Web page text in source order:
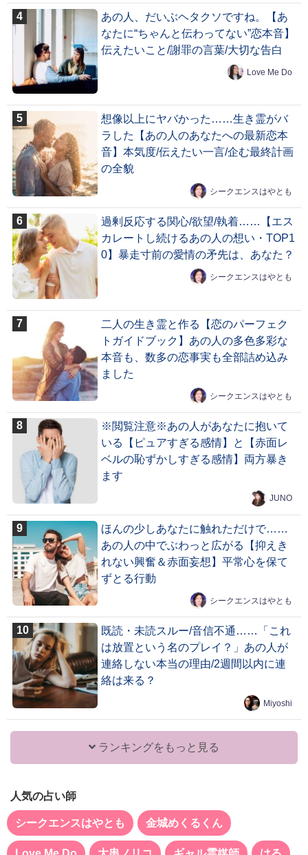
あの人、だいぶヘタクソですね。【あ
なたに“ちゃんと伝わってない”恋本音】
伝えたいこと/謝罪の言葉/大切な告白
Love Me Do
想像以上にヤバかった……生き霊がバ
ラした【あの人のあなたへの最新恋本
音】本気度/伝えたい一言/企む最終計画
の全貌
シークエンスはやとも
過剰反応する関心/欲望/執着……【エス
カレートし続けるあの人の想い・TOP1
0】暴走寸前の愛情の矛先は、あなた？
シークエンスはやとも
二人の生き霊と作る【恋のパーフェク
トガイドブック】あの人の多色多彩な
本音も、数多の恋事実も全部詰め込み
ました
シークエンスはやとも
※閲覧注意※あの人があなたに抱いて
いる【ピュアすぎる感情】と【赤面レ
ベルの恥ずかしすぎる感情】両方暴き
ます
JUNO
ほんの少しあなたに触れただけで……
あの人の中でぶわっと広がる【抑えき
れない興奮＆赤面妄想】平常心を保て
ずとる行動
シークエンスはやとも
既読・未読スルー/音信不通……「これ
は放置という名のプレイ？」あの人が
連絡しない本当の理由/2週間以内に連
絡は来る？
Miyoshi
ランキングをもっと見る
人気の占い師
シークエンスはやとも 金城めくるくん